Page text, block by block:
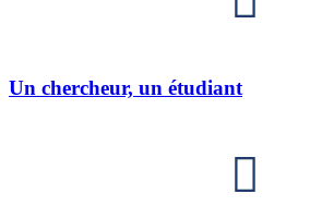
Un chercheur, un étudiant